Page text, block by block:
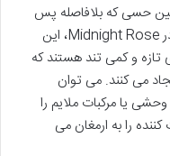
حسی که بلافاصله پس
از اسپری کردن به مشام می رسد. در Midnight Rose، این
تازه و کمی تند هستند که
می کنند. می توان
یا مرکبات ملایم را
را به ارمغان می